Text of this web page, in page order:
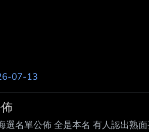
07-13
選名單公佈 全是本名 有人認出熟